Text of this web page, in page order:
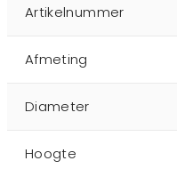
Artikelnummer
Afmeting
Diameter
Hoogte